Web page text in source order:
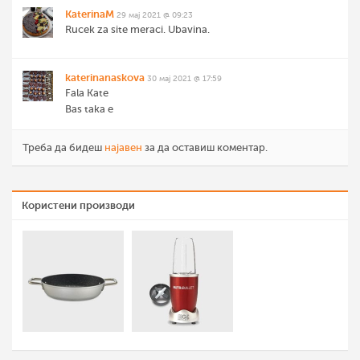
KaterinaM 29 мај 2021 @ 09:23
Rucek za site meraci. Ubavina.
katerinanaskova 30 мај 2021 @ 17:59
Fala Kate
Bas taka e
Треба да бидеш најавен за да оставиш коментар.
Користени производи